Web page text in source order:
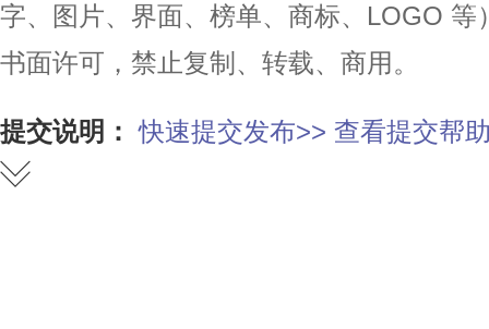
字、图片、界面、榜单、商标、LOGO
书面许可，禁止复制、转载、商用。
提交说明： 快速提交发布>> 查看提交帮